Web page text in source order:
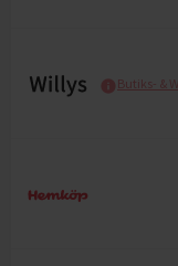
Butiks- &